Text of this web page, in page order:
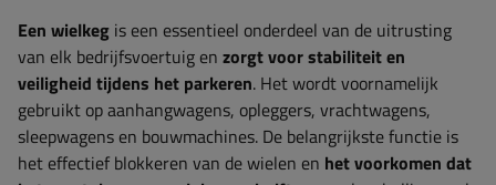
Een wielkeg is een essentieel onderdeel van de uitrusting
van elk bedrijfsvoertuig en zorgt voor stabiliteit en
veiligheid tijdens het parkeren. Het wordt voornamelijk
gebruikt op aanhangwagens, opleggers, vrachtwagens,
sleepwagens en bouwmachines. De belangrijkste functie is
het effectief blokkeren van de wielen en het voorkomen dat